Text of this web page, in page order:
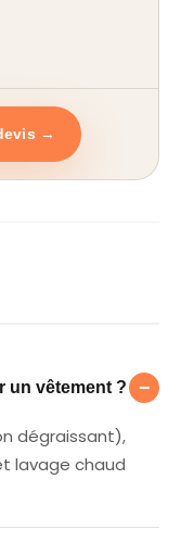
→
sur un
un vêtement ? −
dégraissant),
lavage chaud